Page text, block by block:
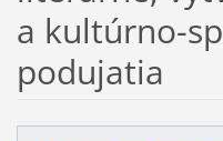
a kultúrno-
podujatia